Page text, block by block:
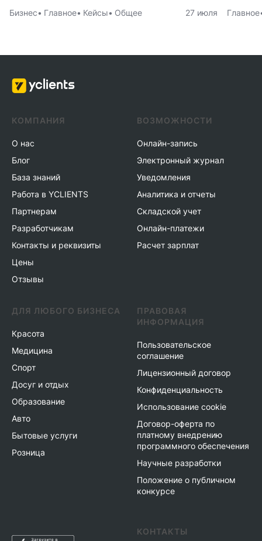
Бизнес Главное Кейсы Общее 27 июля Главное
КОНТАКТЫ
КОМПАНИЯ
О нас
Блог
База знаний
Работа в YCLIENTS
Партнерам
Разработчикам
Контакты и реквизиты
Цены
Отзывы
ВОЗМОЖНОСТИ
Онлайн-запись
Электронный журнал
Уведомления
Аналитика и отчеты
Складской учет
Онлайн-платежи
Расчет зарплат
ДЛЯ ЛЮБОГО БИЗНЕСА
Красота
Медицина
Спорт
Досуг и отдых
Образование
Авто
Бытовые услуги
Розница
ПРАВОВАЯ
ИНФОРМАЦИЯ
Пользовательское
соглашение
Лицензионный договор
Конфиденциальность
Использование cookie
Договор-оферта по
платному внедрению
программного обеспечения
Научные разработки
Положение о публичном
конкурсе